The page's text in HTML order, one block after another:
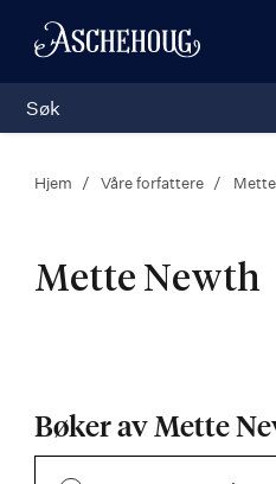
Hjem Våre forfattere
Mette Newth
Bøker av Mette